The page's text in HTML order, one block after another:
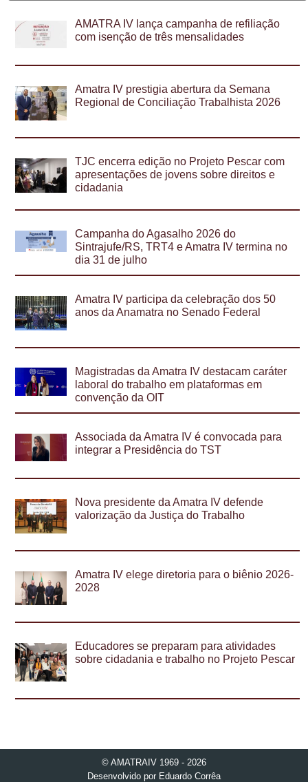
AMATRA IV lança campanha de refiliação
com isenção de três mensalidades
Amatra IV prestigia abertura da Semana
Regional de Conciliação Trabalhista 2026
TJC encerra edição no Projeto Pescar com
apresentações de jovens sobre direitos e
cidadania
Campanha do Agasalho 2026 do
Sintrajufe/RS, TRT4 e Amatra IV termina no
dia 31 de julho
Amatra IV participa da celebração dos 50
anos da Anamatra no Senado Federal
Magistradas da Amatra IV destacam caráter
laboral do trabalho em plataformas em
convenção da OIT
Associada da Amatra IV é convocada para
integrar a Presidência do TST
Nova presidente da Amatra IV defende
valorização da Justiça do Trabalho
Amatra IV elege diretoria para o biênio 2026-
2028
Educadores se preparam para atividades
sobre cidadania e trabalho no Projeto Pescar
© AMATRAIV 1969 - 2026
Desenvolvido por Eduardo Corrêa